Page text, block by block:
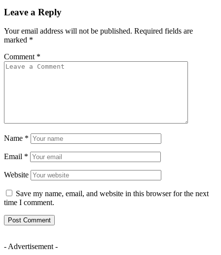
Leave a Reply
Your email address will not be published. Required fields are
marked *
Comment *
Name *
Email *
Website
Save my name, email, and website in this browser for the next
time I comment.
- Advertisement -